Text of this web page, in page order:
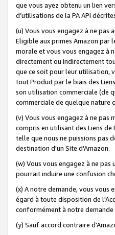
que vous ayez obtenu un lien
d’utilisations de la PA API
(u) Vous vous engagez à ne
Eligible aux primes Amazon par
morale et vous vous engagez à
directement ou indirectement
que ce soit pour leur utilisation,
tout Produit par le biais des
son utilisation commerciale (de
commerciale de quelque nature
(v) Vous vous engagez à ne pas
compris en utilisant des Liens
telle que nous ne puissions pas
destination d'un Site d'Amazon.
(w) Vous vous engagez à ne
pourrait induire une confusion
(x) A notre demande, vous vous
égard à toute disposition de
conformément à notre
(y) Sauf accord contraire